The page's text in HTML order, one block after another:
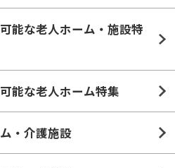
能な老人ホーム・施設特
能な老人ホーム特集
・介護施設
ホーム特集